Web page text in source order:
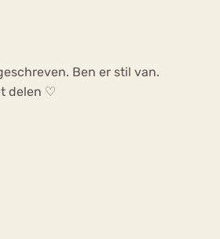
Ben er stil van.
delen ♡